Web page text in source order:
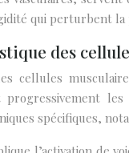
qui perturbent
des
cellules
spécifiques,